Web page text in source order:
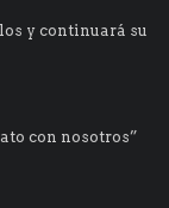
y continuará su
con nosotros”